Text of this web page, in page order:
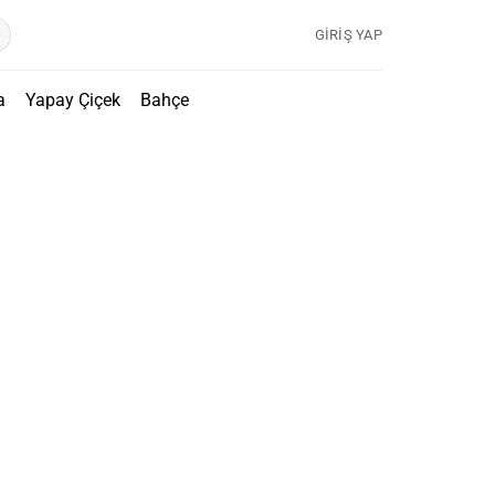
GIRIŞ YAP
Yapay Çiçek Bahçe